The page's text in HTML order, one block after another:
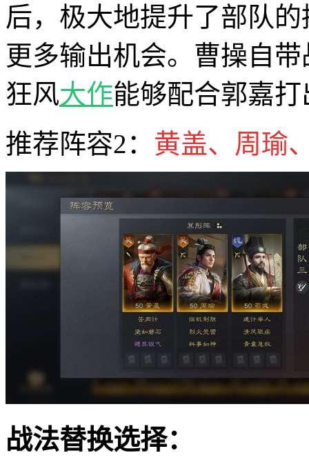
后，极大地提升了部队
更多输出机会。曹操自
狂风大作能够配合郭嘉
推荐阵容2： 黄盖、周瑜
战法替换选择：